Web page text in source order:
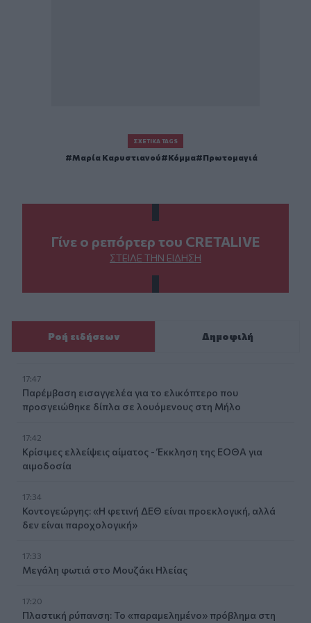
ΣΧΕΤΙΚΆ TAGS
Μαρία Καρυστιανού Κόμμα Πρωτομαγιά
Γίνε ο ρεπόρτερ του CRETALIVE
ΣΤΕΊΛΕ ΤΗΝ ΕΊΔΗΣΗ
Ροή ειδήσεων Δημοφιλή
17:47
Παρέμβαση εισαγγελέα για το ελικόπτερο που
προσγειώθηκε δίπλα σε λουόμενους στη Μήλο
17:42
Κρίσιμες ελλείψεις αίματος - Έκκληση της ΕΟΘΑ για
αιμοδοσία
17:34
Κοντογεώργης: «Η φετινή ΔΕΘ είναι προεκλογική, αλλά
δεν είναι παροχολογική»
17:33
Μεγάλη φωτιά στο Μουζάκι Ηλείας
17:20
Πλαστική ρύπανση: Το «παραμελημένο» πρόβλημα στη